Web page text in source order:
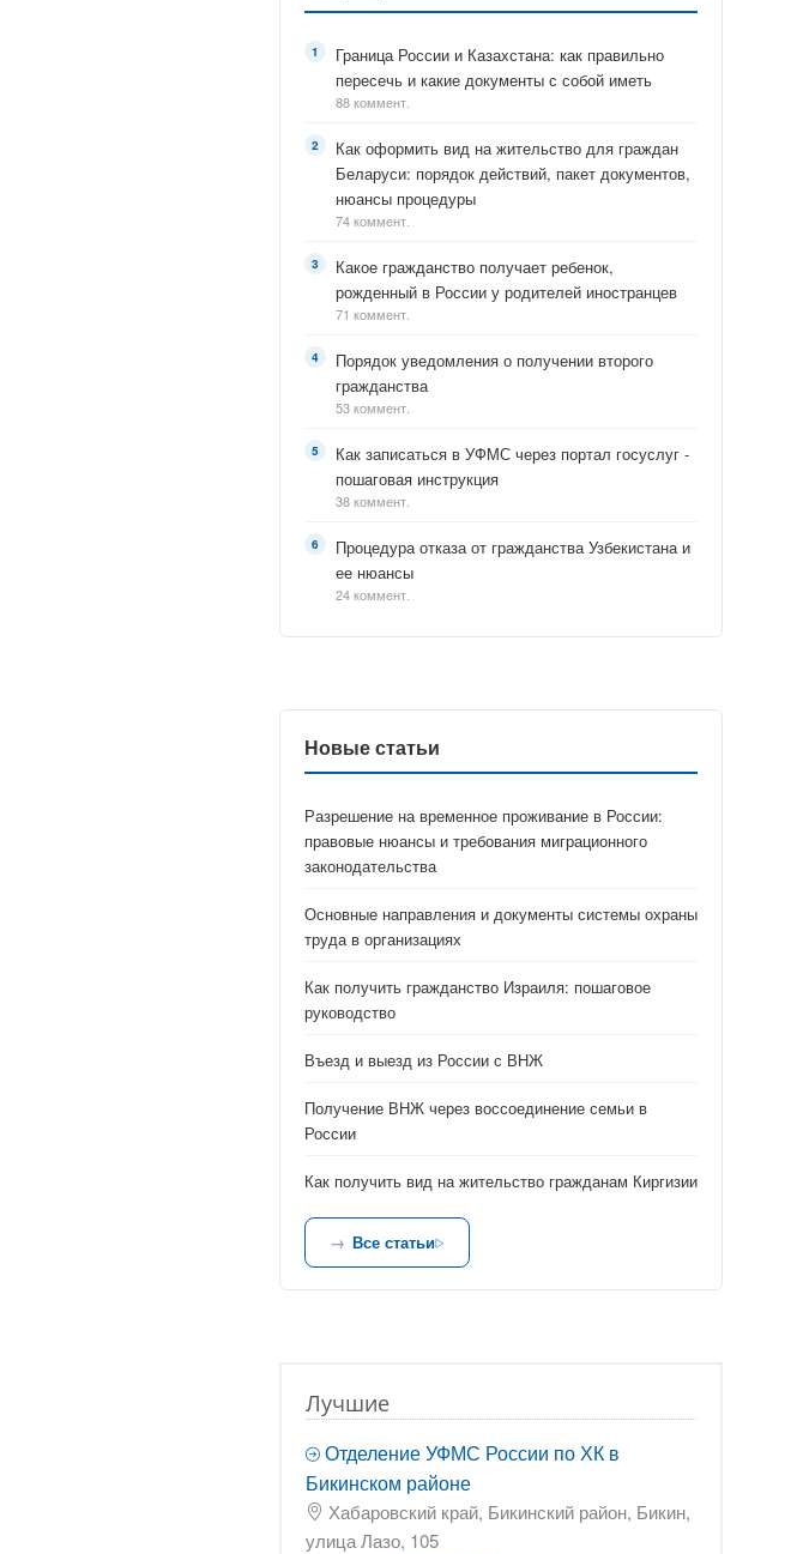
Граница России и Казахстана: как правильно
пересечь и какие документы с собой иметь
88 коммент.
Как оформить вид на жительство для граждан
Беларуси: порядок действий, пакет документов,
нюансы процедуры
74 коммент.
Какое гражданство получает ребенок,
рожденный в России у родителей иностранцев
71 коммент.
Порядок уведомления о получении второго
гражданства
53 коммент.
Как записаться в УФМС через портал госуслуг -
пошаговая инструкция
38 коммент.
Процедура отказа от гражданства Узбекистана и
ее нюансы
24 коммент.
Новые статьи
Разрешение на временное проживание в России:
правовые нюансы и требования миграционного
законодательства
Основные направления и документы системы охраны
труда в организациях
Как получить гражданство Израиля: пошаговое
руководство
Въезд и выезд из России с ВНЖ
Получение ВНЖ через воссоединение семьи в
России
Как получить вид на жительство гражданам Киргизии
Все статьи
Лучшие
Отделение УФМС России по ХК в
Бикинском районе
Хабаровский край, Бикинский район, Бикин,
улица Лазо, 105